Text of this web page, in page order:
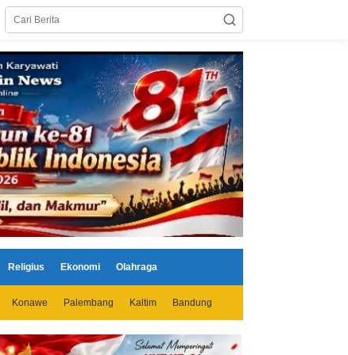
Religius Ekonomi Olahraga
Konawe Palembang Kaltim Bandung